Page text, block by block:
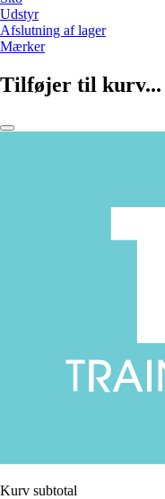
Udstyr
Afslutning af lager
Mærker
Tilføjer til kurv...
Kurv subtotal